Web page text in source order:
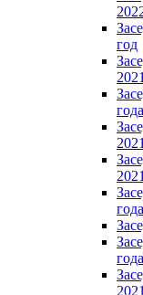
год
года
года
года